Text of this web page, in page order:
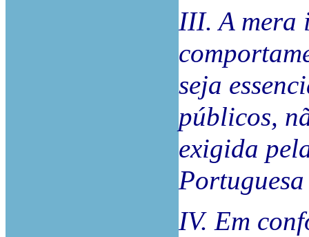
III. A mera
seja
públicos,
exigida
IV. Em